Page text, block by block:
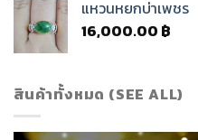
แหวนหยกบ่าเพชร
16,000.00 ฿
สินค้าทั้งหมด (SEE ALL)